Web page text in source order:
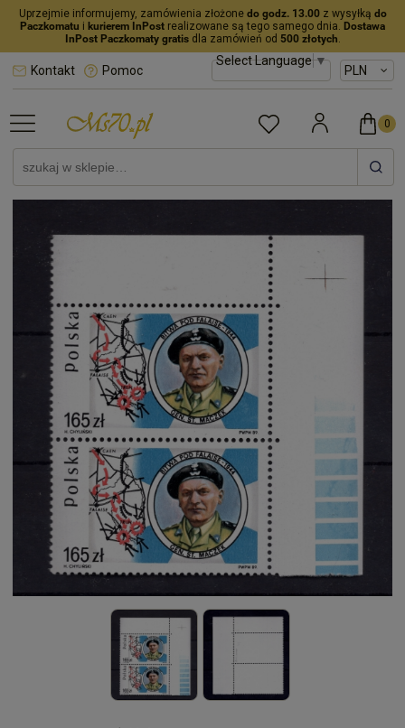
Uprzejmie informujemy, zamówienia złożone do godz. 13.00z wysyłką do
Paczkomatu i kurierem InPost realizowane są tego samego dnia. Dostawa
InPost Paczkomaty gratisdla zamówień od 500 złotych.
Select Language▼
Kontakt Pomoc